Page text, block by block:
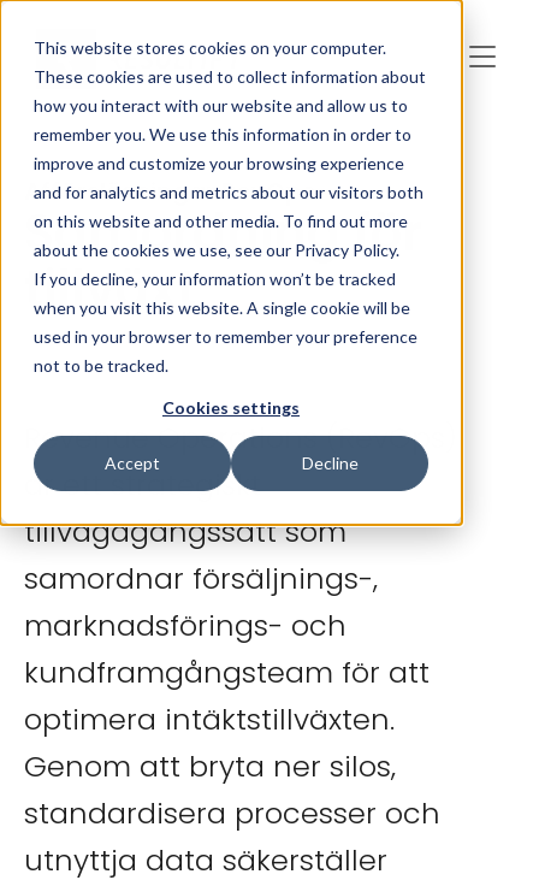
This website stores cookies on your computer.
These cookies are used to collect information about
how you interact with our website and allow us to
remember you. We use this information in order to
improve and customize your browsing experience
and for analytics and metrics about our visitors both
on this website and other media. To find out more
about the cookies we use, see our Privacy Policy.
If you decline, your information won’t be tracked
when you visit this website. A single cookie will be
used in your browser to remember your preference
not to be tracked.
Cookies settings
Accept Decline
Affärslösningar RevOps
Samordning för
tillväxt
Revenue Operations (RevOps)
är ett strategiskt
tillvägagångssätt som
samordnar försäljnings-,
marknadsförings- och
kundframgångsteam för att
optimera intäktstillväxten.
Genom att bryta ner silos,
standardisera processer och
utnyttja data säkerställer